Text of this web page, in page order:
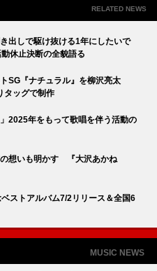
RELATED NEWS
出しで駆け抜ける1年にしたいで
休止決断の全貌語る
SG『ナチュラル』を柳沢亮太
タッグで制作
2025年をもって歌唱を伴う活動の
想いも明かす 『大沢あかね
ストアルバム7/2リリース＆全国6
MUSIC NEWS